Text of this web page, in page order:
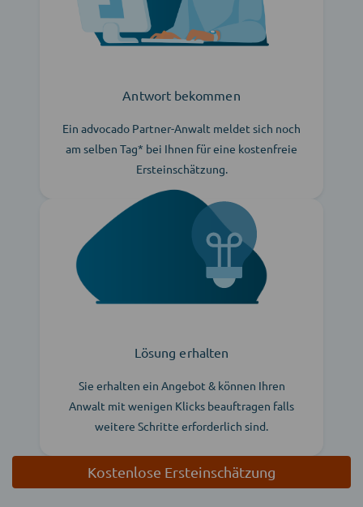
Antwort bekommen
Ein advocado Partner-Anwalt meldet sich noch
am selben Tag* bei Ihnen für eine kostenfreie
Ersteinschätzung.
Lösung erhalten
Sie erhalten ein Angebot & können Ihren
Anwalt mit wenigen Klicks beauftragen falls
weitere Schritte erforderlich sind.
Kostenlose Ersteinschätzung